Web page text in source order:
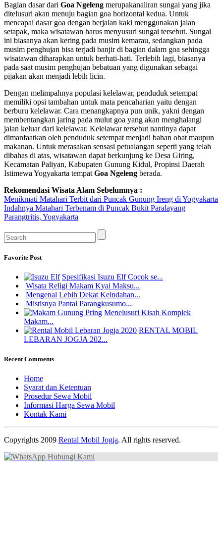
Bagian dasar dari Goa Ngeleng merupakanaliran sungai yang jika
ditelusuri akan menuju bagian goa horizontal kedua. Untuk
mencapai dasar goa dengan berjalan kaki menggunakan jalan
setapak, maka wisatawan harus menyusuri sungai tersebut. Sungai
ini biasanya akan kering pada musim kemarau, sedangkan pada
musim penghujan bisa terjadi banjir di bagian dalam goa sehingga
wisatawan diharapkan untuk berhati-hati. Terlebih lagi, biasanya
pada saat musim penghujan bebatuan yang digunakan sebagai
pijakan akan menjadi lebih licin.
Dengan melimpahnya populasi kelelawar, penduduk setempat
memiliki opsi tambahan untuk mata pencaharian yaitu dengan
berburu kelelawar. Cara menangkapnya pun unik, yakni dengan
membentangkan jaring pada mulut goa yang akan menghalangi
jalan keluar dari kelelawar. Kelelawar tersebut nantinya dapat
dimanfaatkan oleh penduduk setempat menjadi bahan obat maupun
makanan. Untuk merasakan sensasi petualangan seperti yang telah
dibahas di atas, wisatawan dapat berkunjung ke Desa Giring,
Kecamatan Paliyan, Kabupaten Gunung Kidul, Propinsi Daerah
Istimewa Yogyakarta tempat Goa Ngeleng berada.
Rekomendasi Wisata Alam Sebelumnya :
Menikmati Matahari Terbit dari Puncak Gunung Ireng di Yogyakarta
Indahnya Matahari Terbenam di Puncak Bukit Paralayang
Parangtritis, Yogyakarta
Favorite Post
Spesifikasi Isuzu Elf Cocok se...
Wisata Religi Makam Kyai Maksu...
Mengenal Lebih Dekat Keindahan...
Mistisnya Pantai Parangkusumo...
Menelusuri Kisah Komplek
Makam...
RENTAL MOBIL
LEBARAN JOGJA 202...
Recent Comments
Home
Syarat dan Ketentuan
Prosedur Sewa Mobil
Informasi Harga Sewa Mobil
Kontak Kami
Copyrights 2009 Rental Mobil Jogja. All rights reserved.
Hubungi Kami